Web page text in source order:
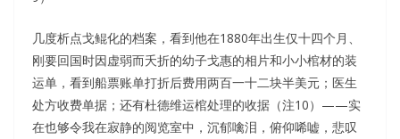
几度析点戈鲲化的档案，看到他在1880年出生仅十四个月、
刚要回国时因虚弱而夭折的幼子戈惠的相片和小小棺材的装
运单，看到船票账单打折后费用两百一十二块半美元；医生
处方收费单据；还有杜德维运棺处理的收据（注10）——实
在也够令我在寂静的阅览室中，沉郁噙泪，俯仰唏嘘，悲叹